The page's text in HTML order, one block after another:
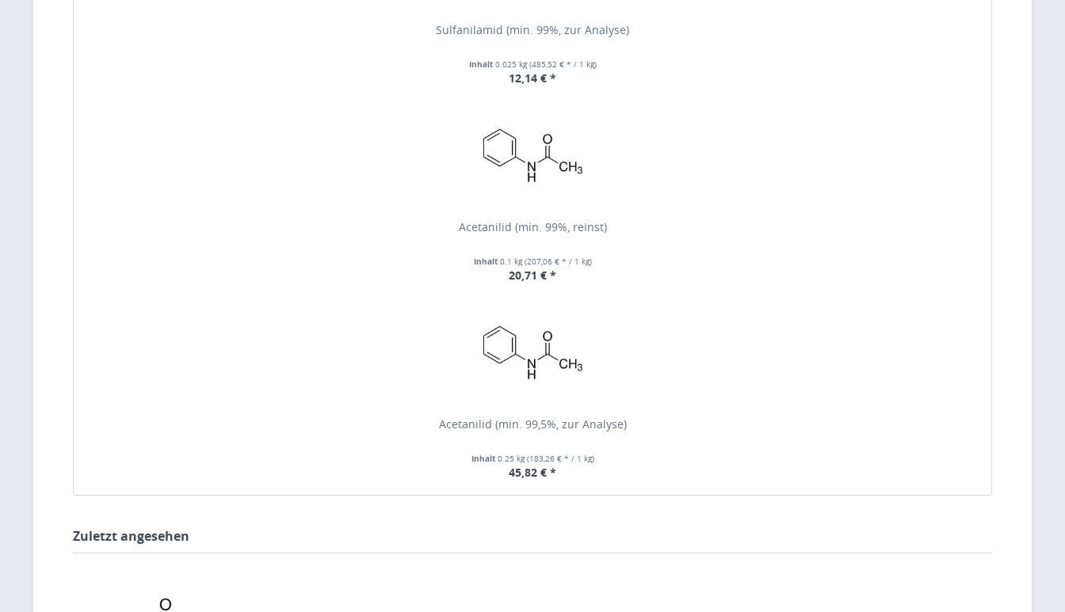
Sulfanilamid (min. 99%, zur Analyse)
Inhalt 0.025 kg(485,52 € * / 1 kg)
12,14 € *
Acetanilid (min. 99%, reinst)
Inhalt 0.1 kg(207,06 € * / 1 kg)
20,71 € *
Acetanilid (min. 99,5%, zur Analyse)
Inhalt 0.25 kg(183,26 € * / 1 kg)
45,82 € *
Zuletzt angesehen